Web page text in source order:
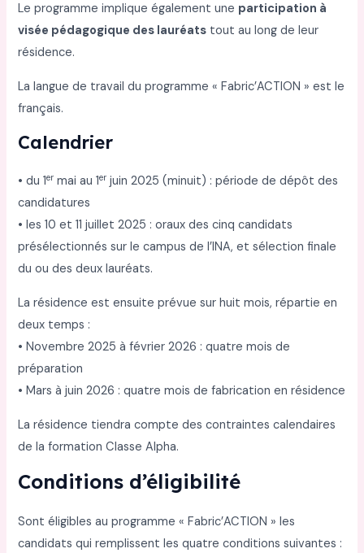
Le programme implique également une participation à
visée pédagogique des lauréats tout au long de leur
résidence.
La langue de travail du programme « Fabric’ACTION » est le
français.
Calendrier
• du 1er mai au 1er juin 2025 (minuit) : période de dépôt des
candidatures
• les 10 et 11 juillet 2025 : oraux des cinq candidats
présélectionnés sur le campus de l’INA, et sélection finale
du ou des deux lauréats.
La résidence est ensuite prévue sur huit mois, répartie en
deux temps :
• Novembre 2025 à février 2026 : quatre mois de
préparation
• Mars à juin 2026 : quatre mois de fabrication en résidence
La résidence tiendra compte des contraintes calendaires
de la formation Classe Alpha.
Conditions d’éligibilité
Sont éligibles au programme « Fabric’ACTION » les
candidats qui remplissent les quatre conditions suivantes :